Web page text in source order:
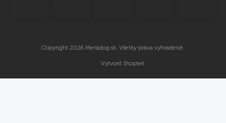
Vytvoril Shoptet
Copyright 2026 Meradog.sk. Všetky práva vyhradené.